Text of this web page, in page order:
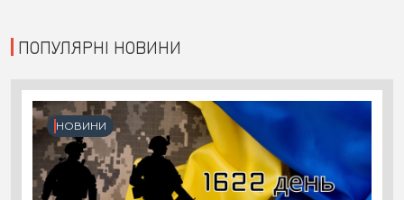
ПОПУЛЯРНІ НОВИНИ
НОВИНИ